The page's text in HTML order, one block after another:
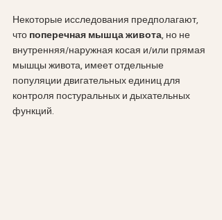
Некоторые исследования предполагают,
что поперечная мышца живота, но не
внутренняя/наружная косая и/или прямая
мышцы живота, имеет отдельные
популяции двигательных единиц для
контроля постуральных и дыхательных
функций.